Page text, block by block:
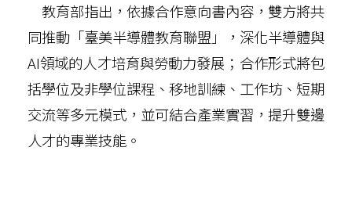
教育部指出，依據合作意向書內容，雙方將共
同推動「臺美半導體教育聯盟」，深化半導體與
AI領域的人才培育與勞動力發展；合作形式將包
括學位及非學位課程、移地訓練、工作坊、短期
交流等多元模式，並可結合產業實習，提升雙邊
人才的專業技能。